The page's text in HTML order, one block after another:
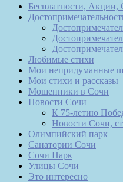
Бесплатности, Акции,
Любимые стихи
Мои непридуманные
Мои стихи и рассказы
Мошенники в Сочи
Новости Сочи
К 75-летию
Новости Сочи,
Олимпийский парк
Санатории Сочи
Сочи Парк
Улицы Сочи
Это интересно